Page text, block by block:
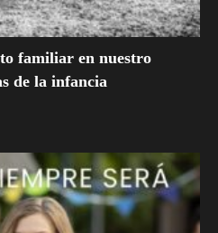
familiar en nuestro
de la infancia